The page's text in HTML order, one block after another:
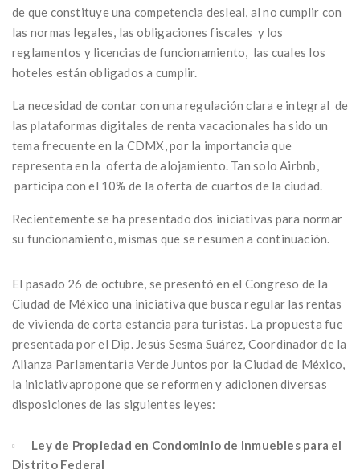
de que constituye una competencia desleal, al no cumplir con
las normas legales, las obligaciones fiscales y los
reglamentos y licencias de funcionamiento, las cuales los
hoteles están obligados a cumplir.
La necesidad de contar con una regulación clara e integral de
las plataformas digitales de renta vacacionales ha sido un
tema frecuente en la CDMX, por la importancia que
representa en la oferta de alojamiento. Tan solo Airbnb,
participa con el 10% de la oferta de cuartos de la ciudad.
Recientemente se ha presentado dos iniciativas para normar
su funcionamiento, mismas que se resumen a continuación.
El pasado 26 de octubre, se presentó en el Congreso de la
Ciudad de México una iniciativa que busca regular las rentas
de vivienda de corta estancia para turistas. La propuesta fue
presentada por el Dip. Jesús Sesma Suárez, Coordinador de la
Alianza Parlamentaria Verde Juntos por la Ciudad de México,
la iniciativapropone que se reformen y adicionen diversas
disposiciones de las siguientes leyes:
Ley de Propiedad en Condominio de Inmuebles para el
Distrito Federal